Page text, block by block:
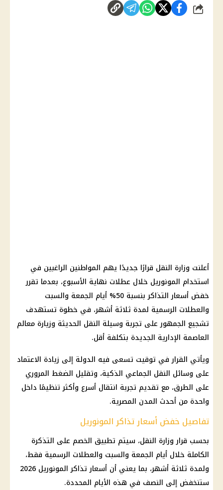
شارك
أعلنت وزارة النقل قرارًا جديدًا يهم المواطنين الراغبين في
استخدام المونوريل خلال عطلات نهاية الأسبوع، بعدما تقرر
خفض أسعار
التذاكر بنسبة 50% أيام الجمعة والسبت
والعطلات الرسمية لمدة ثلاثة أشهر، في خطوة تستهدف
تشجيع الجمهور على تجربة وسيلة النقل الحديثة وزيارة معالم
العاصمة الإدارية الجديدة بتكلفة أقل.
ويأتي القرار في توقيت تسعى فيه الدولة إلى زيادة الاعتماد
على وسائل النقل الجماعي الذكية، وتقليل الضغط المروري
على الطرق، مع تقديم تجربة انتقال أسرع وأكثر تنظيمًا داخل
واحدة من أحدث المدن المصرية.
تفاصيل خفض أسعار تذاكر المونوريل
بحسب قراروزارة النقل، سيتم تطبيق الخصم على التذكرة
الكاملة خلال أيام الجمعة والسبت والعطلات الرسمية فقط،
ولمدة ثلاثة أشهر، بما يعني أن أسعارتذاكرالمونوريل 2026
ستنخفض إلى النصف في هذه الأيام المحددة.